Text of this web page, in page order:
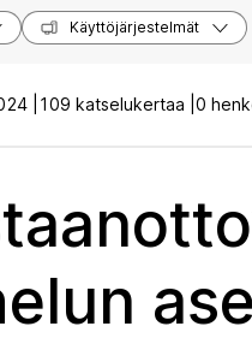
Käyttöjärjestelmät
| 109 katselukertaa | 0